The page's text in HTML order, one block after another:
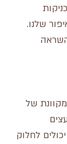
שלנו.
של
לחלוק